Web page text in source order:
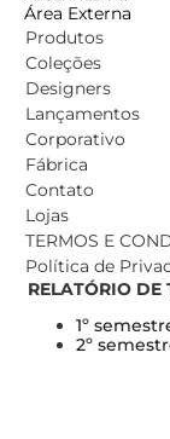
Área Externa
Produtos
Coleções
Designers
Lançamentos
Corporativo
Fábrica
Contato
Lojas
TERMOS E
Política de
RELATÓRIO DE
1º
2º